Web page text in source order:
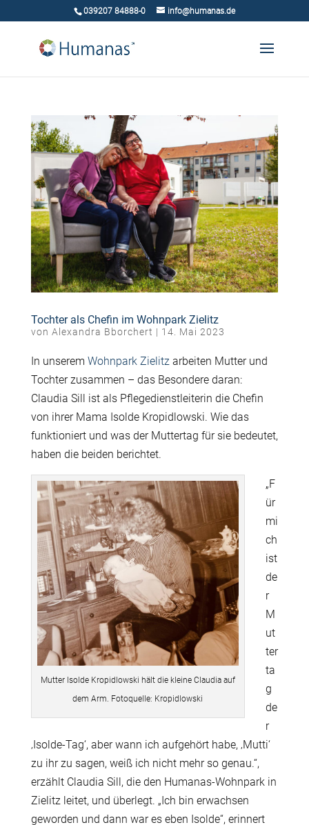
039207 84888-0 info@humanas.de
Tochter als Chefin im Wohnpark Zielitz
von Alexandra Bborchert | 14. Mai 2023
In unserem Wohnpark Zielitzarbeiten Mutter und
Tochter zusammen – das Besondere daran:
Claudia Sill ist als Pflegedienstleiterin die Chefin
von ihrer Mama Isolde Kropidlowski. Wie das
funktioniert und was der Muttertag für sie bedeutet,
haben die beiden berichtet.
Mutter Isolde Kropidlowski hält die kleine Claudia auf
dem Arm. Fotoquelle: Kropidlowski
„F
ür
mi
ch
ist
de
r
M
ut
ter
ta
g
de
r
‚Isolde-Tag‘, aber wann ich aufgehört habe, ‚Mutti‘
zu ihr zu sagen, weiß ich nicht mehr so genau.“,
erzählt Claudia Sill, die den Humanas-Wohnpark in
Zielitz leitet, und überlegt. „Ich bin erwachsen
geworden und dann war es eben Isolde“, erinnert